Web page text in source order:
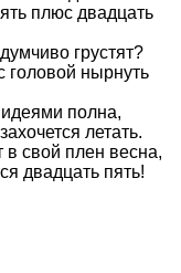
плюс двадцать
грустят?
головой нырнуть
полна,
летать.
в свой плен весна,
двадцать пять!